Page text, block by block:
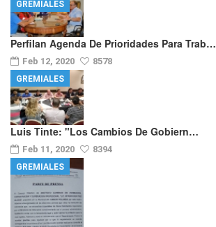
Perfilan Agenda De Prioridades Para Trab…
Feb 12, 2020 8578
GREMIALES
Luis Tinte: "los Cambios De Gobiern…
Feb 11, 2020 8394
GREMIALES
GREMIALES